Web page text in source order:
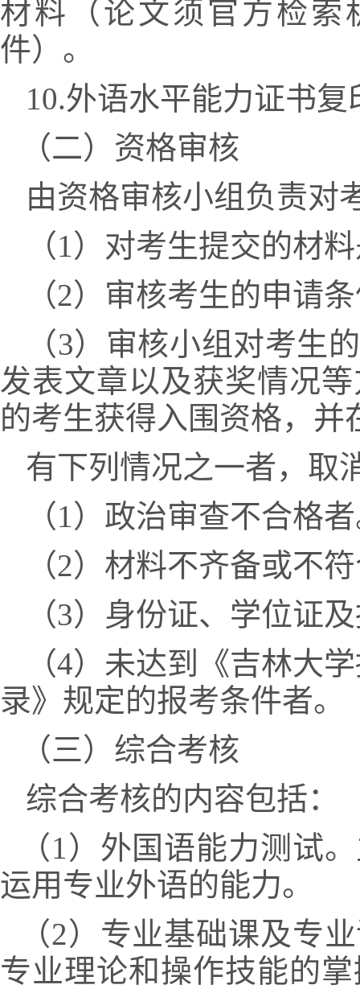
材料（论文须官方检索
件）。
10.外语水平能力证书复
（二）资格审核
由资格审核小组负责对
（1 ）对考生提交的材
（2）审核考生的申请
（3）审核小组对考生
发表文章以及获奖情况
的考生获得入围资格，并
有下列情况之一者，取
（1 ）政治审查不合格
（2）材料不齐备或不
（3）身份证、学位证
（4）未达到《吉林大
录》规定的报考条件者。
（三）综合考核
综合考核的内容包括：
（1 ）外国语能力测试
运用专业外语的能力。
（2）专业基础课及专
专业理论和操作技能的